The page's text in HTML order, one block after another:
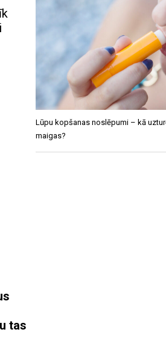
tas
Lūpu kopšanas noslēpumi – kā
maigas?